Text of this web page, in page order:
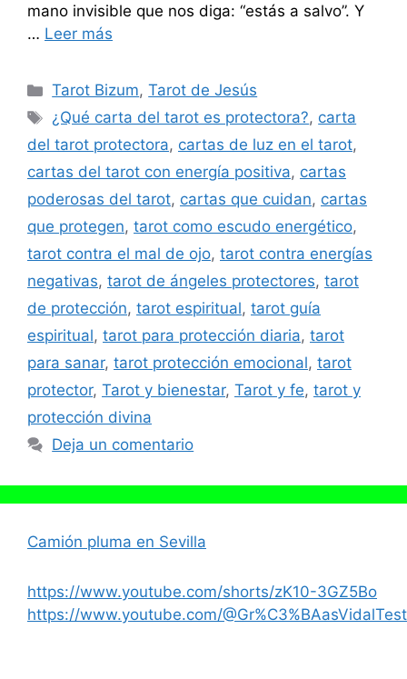
mano invisible que nos diga: “estás a salvo”. Y
… Leer más
Categorías
Tarot Bizum,Tarot de Jesús
Etiquetas
¿Qué carta del tarot es protectora?, carta
del tarot protectora, cartas de luz en el tarot,
cartas del tarot con energía positiva, cartas
poderosas del tarot, cartas que cuidan, cartas
que protegen, tarot como escudo energético,
tarot contra el mal de ojo, tarot contra energías
negativas, tarot de ángeles protectores, tarot
de protección, tarot espiritual, tarot guía
espiritual, tarot para protección diaria, tarot
para sanar, tarot protección emocional, tarot
protector, Tarot y bienestar, Tarot y fe, tarot y
protección divina
Deja un comentario
Camión pluma en Sevilla
https://www.youtube.com/shorts/zK10-3GZ5Bo
https://www.youtube.com/